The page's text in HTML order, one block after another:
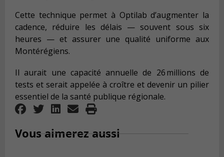
Cette technique permet à Optilab d’augmenter la
cadence, réduire les délais — souvent sous six
heures — et assurer une qualité uniforme aux
Montérégiens.
Il aurait une capacité annuelle de 26 millions de
tests et serait appelée à croître et devenir un pilier
essentiel de la santé publique régionale.
Vous aimerez aussi